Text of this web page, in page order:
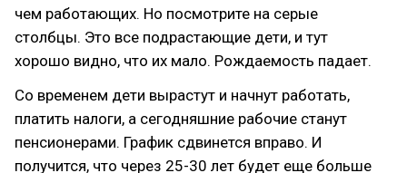
чем работающих. Но посмотрите на серые
столбцы. Это все подрастающие дети, и тут
хорошо видно, что их мало. Рождаемость падает.
Со временем дети вырастут и начнут работать,
платить налоги, а сегодняшние рабочие станут
пенсионерами. График сдвинется вправо. И
получится, что через 25-30 лет будет еще больше